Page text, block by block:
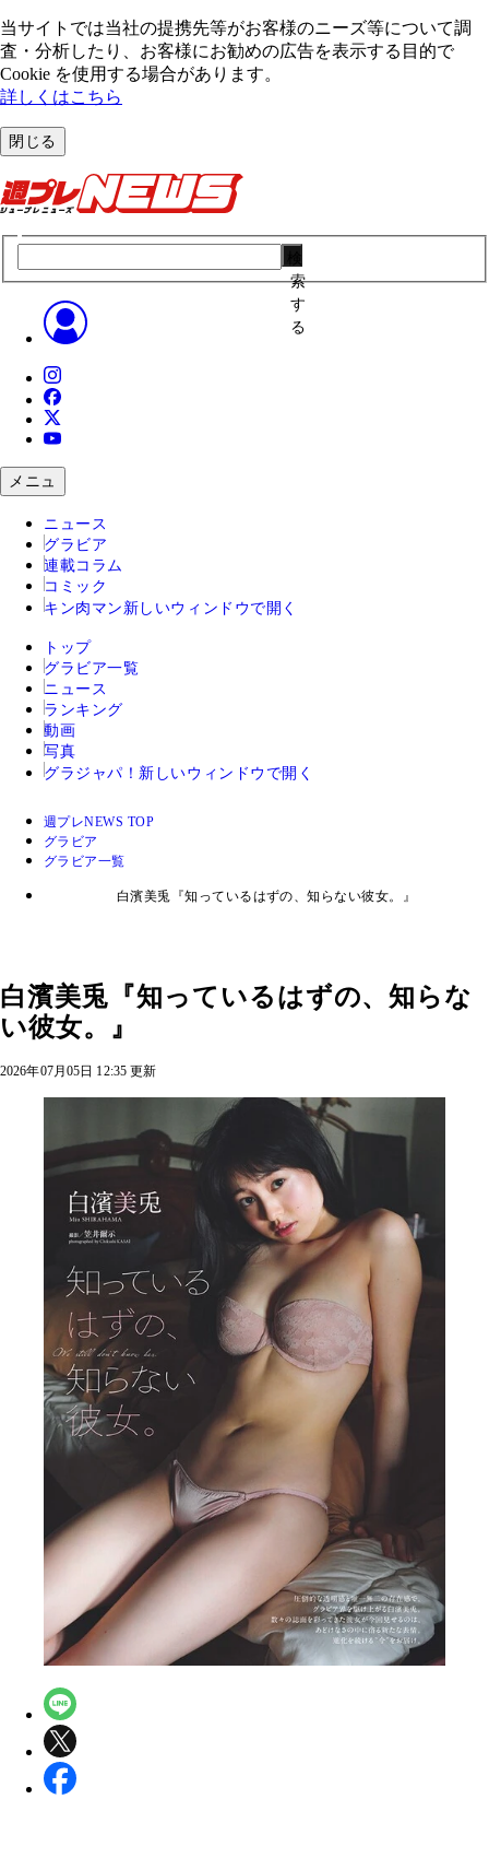
当サイトでは当社の提携先等がお客様のニーズ等について調
査・分析したり、お客様にお勧めの広告を表⽰する⽬的で
Cookie を使⽤する場合があります。
詳しくはこちら
閉じる
索
す
る
メニュ
ニュース
グラビア
連載コラム
コミック
キン肉マン 新しいウィンドウで開く
トップ
グラビア一覧
ニュース
ランキング
動画
写真
グラジャパ！ 新しいウィンドウで開く
週プレNEWS TOP
グラビア
グラビア一覧
白濱美兎『知っているはずの、知らない彼女。』
白濱美兎『知っているはずの、知らな
い彼女。』
2026年07月05日 12:35 更新